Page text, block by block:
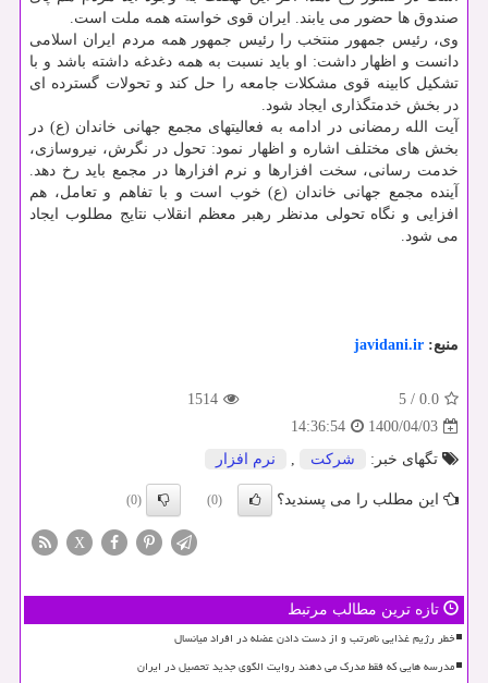
صندوق ها حضور می یابند. ایران قوی خواسته همه ملت است.
وی، رئیس جمهور منتخب را رئیس جمهور همه مردم ایران اسلامی
دانست و اظهار داشت: او باید نسبت به همه دغدغه داشته باشد و با
تشکیل کابینه قوی مشکلات جامعه را حل کند و تحولات گسترده ای
در بخش خدمتگذاری ایجاد شود.
آیت الله رمضانی در ادامه به فعالیتهای مجمع جهانی خاندان (ع) در
بخش های مختلف اشاره و اظهار نمود: تحول در نگرش، نیروسازی،
خدمت رسانی، سخت افزارها و نرم افزارها در مجمع باید رخ دهد.
آینده مجمع جهانی خاندان (ع) خوب است و با تفاهم و تعامل، هم
افزایی و نگاه تحولی مدنظر رهبر معظم انقلاب نتایج مطلوب ایجاد
می شود.
منبع: javidani.ir
0.0
/
5
1514
1400/04/03
14:36:54
تگهای خبر:
شركت , نرم افزار
این مطلب را می پسندید؟ (0)
(0)
X
تازه ترین مطالب مرتبط
خطر رژیم غذایی نامرتب و از دست دادن عضله در افراد میانسال
مدرسه هایی که فقط مدرک می دهند روایت الگوی جدید تحصیل در ایران